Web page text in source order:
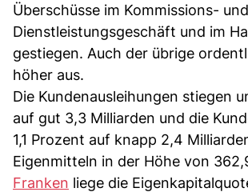
Überschüsse im Kommissions- und
Dienstleistungsgeschäft und im
gestiegen. Auch der übrige
höher aus.
Die Kundenausleihungen stiegen
auf gut 3,3 Milliarden und die
1,1 Prozent auf knapp 2,4
Eigenmitteln in der Höhe von
Franken liege die